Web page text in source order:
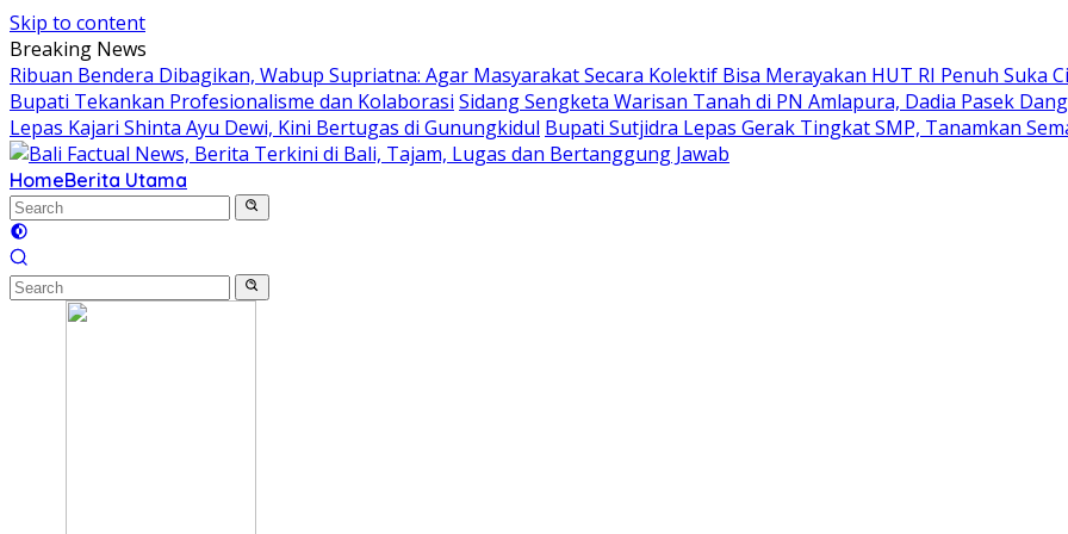
Skip to content
Breaking News
Ribuan Bendera Dibagikan, Wabup Supriatna: Agar Masyarakat Secara Kolektif Bisa Merayakan HUT RI Penuh Suka
Bupati Tekankan Profesionalisme dan Kolaborasi Sidang Sengketa Warisan Tanah di PN Amlapura, Dadia Pasek
Lepas Kajari Shinta Ayu Dewi, Kini Bertugas di Gunungkidul Bupati Sutjidra Lepas Gerak Tingkat SMP, Tanamkan
HomeBerita Utama